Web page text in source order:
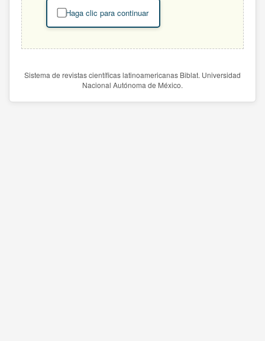
Haga clic para continuar
Sistema de revistas científicas latinoamericanas Biblat. Universidad
Nacional Autónoma de México.